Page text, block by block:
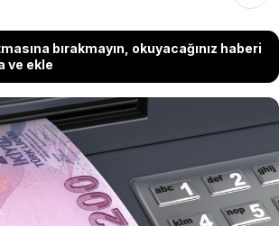
bırakmayın, okuyacağınız haberi
ve ekle
ihtiyaç kredisi faizi geçen hafta bir
haftaya göre 13 puanlık artışla yüzde
yükseldi. Vergiler ve diğer masraflar